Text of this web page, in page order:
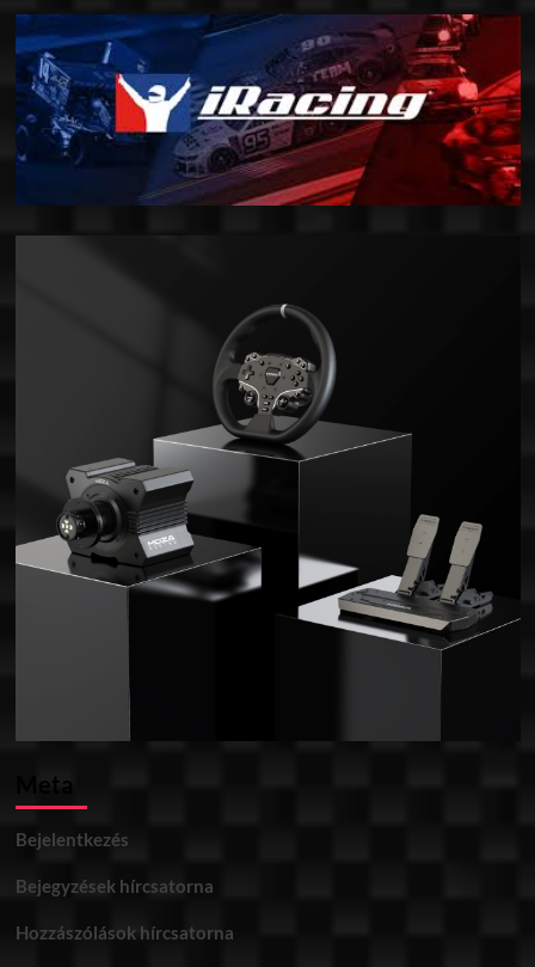
Meta
Bejelentkezés
Bejegyzések hírcsatorna
Hozzászólások hírcsatorna